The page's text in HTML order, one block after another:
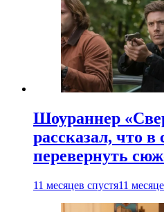
Шоураннер
рассказал, что в
перевернуть
11 месяцев спустя11